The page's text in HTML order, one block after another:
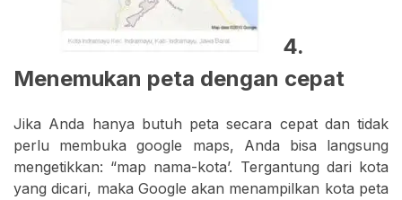
4.
Menemukan peta dengan cepat
Jika Anda hanya butuh peta secara cepat dan tidak
perlu membuka google maps, Anda bisa langsung
mengetikkan: “map nama-kota’. Tergantung dari kota
yang dicari, maka Google akan menampilkan kota peta